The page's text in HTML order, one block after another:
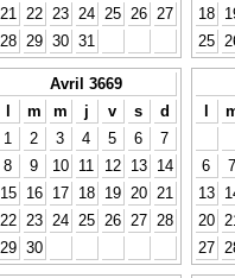
21
22 23 24 25 26
27
28
29 30 31
18
25
Avril 3669
l
m m j v s
d
1
2 3 4 5 6
7
8
9 10 11 12 13
14
15
16 17 18 19 20
21
22
23 24 25 26 27
28
29 30
l
6
7
13
20
27